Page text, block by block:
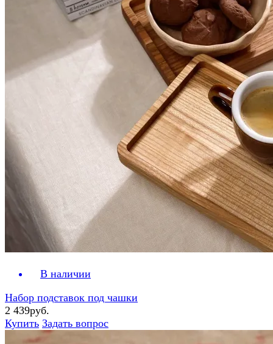
В наличии
Набор подставок под чашки
2 439руб.
Купить Задать вопрос